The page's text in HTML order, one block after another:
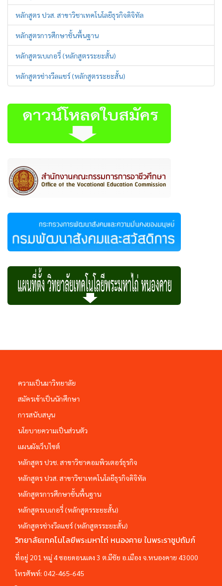
หลักสูตร ปวส. สาขาวิชาเทคโนโลยีธุรกิจดิจิทัล
หลักสูตรการศึกษาชั้นพื้นฐาน
หลักสูตรเบเกอรี่ (หลักสูตรระยะสั้น)
หลักสูตรช่างวีลแชร์ (หลักสูตรระยะสั้น)
ความเป็นมาวิทยาลัย
สมัครเข้าเป็นนักศึกษา
การสนับสนุน
นโยบายความเป็นส่วนตัว
แผนผังเว็บไซต์
หลักสูตร ปวช. สาขาวิชาคอมพิวเตอร์ธุรกิจ
หลักสูตร ปวส. สาขาวิชาเทคโนโลยีธุรกิจดิจิทัล
หลักสูตรการศึกษาชั้นพื้นฐาน
หลักสูตรเบเกอรี่ (หลักสูตรระยะสั้น)
หลักสูตรช่างวีลแชร์ (หลักสูตรระยะสั้น)
วิทยาลัยเทคโนโลยีพระมหาไถ่ หนองคาย ในพระราชูปถัมภ์
ที่อยู่ 201 หมู่ 4 ซอยดอนแดง 3 ต.มีชัย อ.เมือง จ.หนองคาย 43000
โทรศัพท์: 042-465-645